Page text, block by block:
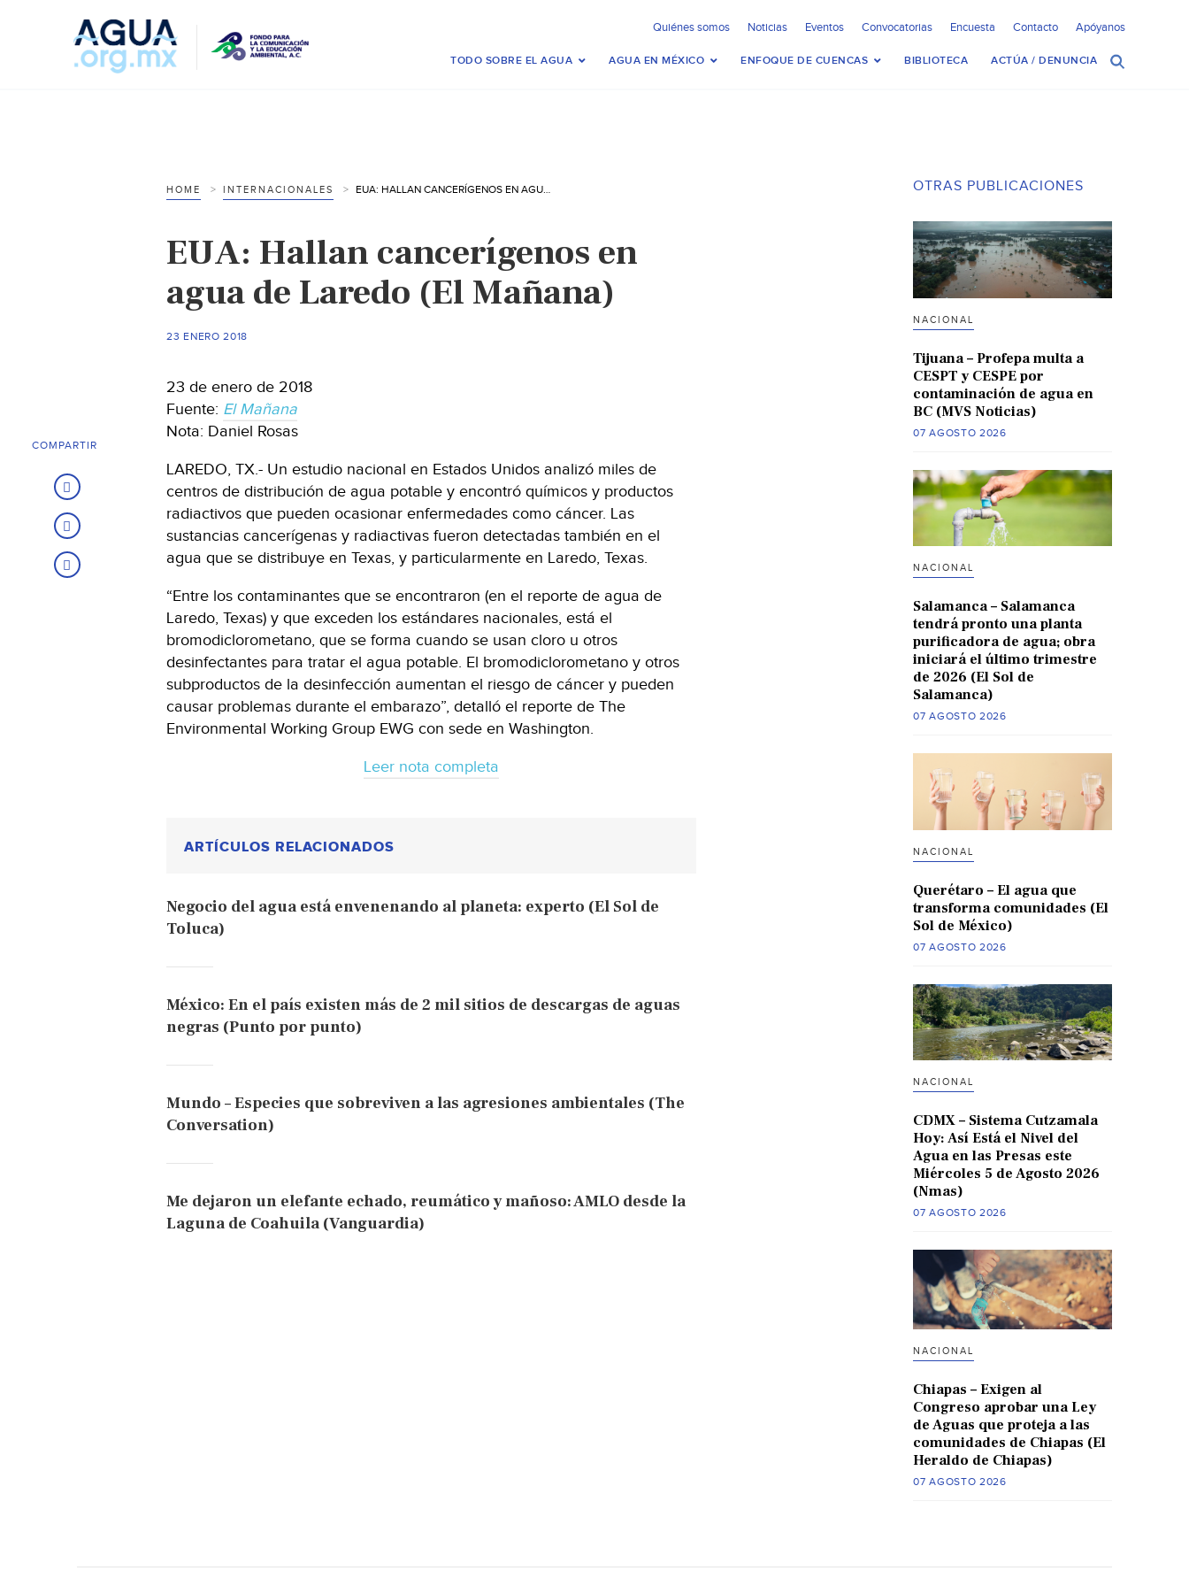
Quiénes somos Noticias Eventos Convocatorias Encuesta Contacto Apóyanos
TODO SOBRE EL AGUA AGUA EN MÉXICO ENFOQUE DE CUENCAS BIBLIOTECA ACTÚA / DENUNCIA
HOME INTERNACIONALES EUA: HALLAN CANCERÍGENOS EN AGUA DE LAREDO (EL MAÑANA)
EUA: Hallan cancerígenos en
agua de Laredo (El Mañana)
23 ENERO 2018
23 de enero de 2018
Fuente: El Mañana
Nota: Daniel Rosas
LAREDO, TX.- Un estudio nacional en Estados Unidos analizó miles de
centros de distribución de agua potable y encontró químicos y productos
radiactivos que pueden ocasionar enfermedades como cáncer. Las
sustancias cancerígenas y radiactivas fueron detectadas también en el
agua que se distribuye en Texas, y particularmente en Laredo, Texas.
“Entre los contaminantes que se encontraron (en el reporte de agua de
Laredo, Texas) y que exceden los estándares nacionales, está el
bromodiclorometano, que se forma cuando se usan cloro u otros
desinfectantes para tratar el agua potable. El bromodiclorometano y otros
subproductos de la desinfección aumentan el riesgo de cáncer y pueden
causar problemas durante el embarazo”, detalló el reporte de The
Environmental Working Group EWG con sede en Washington.
Leer nota completa
ARTÍCULOS RELACIONADOS
Negocio del agua está envenenando al planeta: experto (El Sol de
Toluca)
México: En el país existen más de 2 mil sitios de descargas de aguas
negras (Punto por punto)
Mundo – Especies que sobreviven a las agresiones ambientales (The
Conversation)
Me dejaron un elefante echado, reumático y mañoso: AMLO desde la
Laguna de Coahuila (Vanguardia)
COMPARTIR
OTRAS PUBLICACIONES
NACIONAL
Tijuana – Profepa multa a
CESPT y CESPE por
contaminación de agua en
BC (MVS Noticias)
07 AGOSTO 2026
NACIONAL
Salamanca – Salamanca
tendrá pronto una planta
purificadora de agua; obra
iniciará el último trimestre
de 2026 (El Sol de
Salamanca)
07 AGOSTO 2026
NACIONAL
Querétaro – El agua que
transforma comunidades (El
Sol de México)
07 AGOSTO 2026
NACIONAL
CDMX – Sistema Cutzamala
Hoy: Así Está el Nivel del
Agua en las Presas este
Miércoles 5 de Agosto 2026
(Nmas)
07 AGOSTO 2026
NACIONAL
Chiapas – Exigen al
Congreso aprobar una Ley
de Aguas que proteja a las
comunidades de Chiapas (El
Heraldo de Chiapas)
07 AGOSTO 2026